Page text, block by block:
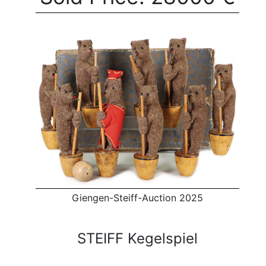
Giengen-Steiff-Auction 2025
STEIFF Kegelspiel